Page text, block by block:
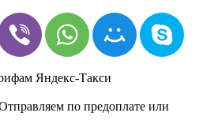
Яндекс-Такси
по предоплате или